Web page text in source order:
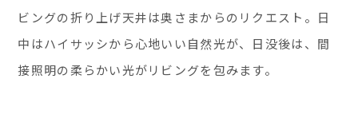
ビングの折り上げ天井は奥さまからのリクエスト。日
中はハイサッシから心地いい自然光が、日没後は、間
接照明の柔らかい光がリビングを包みます。